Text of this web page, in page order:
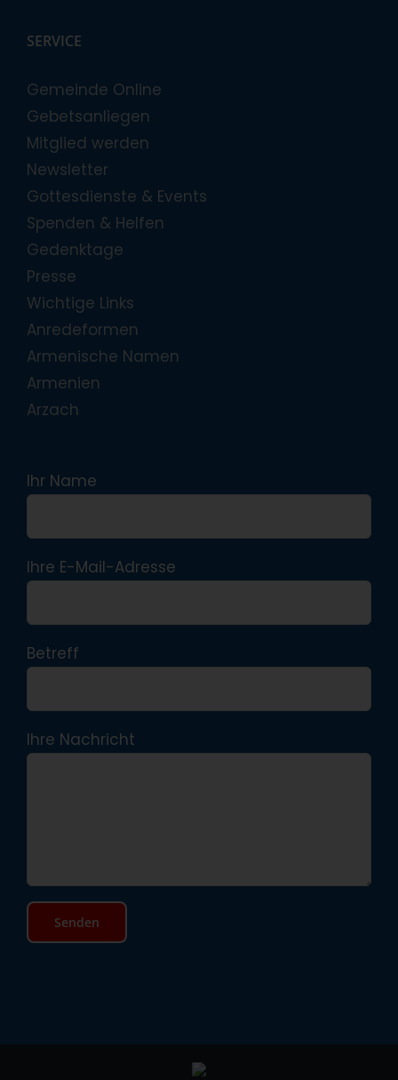
SERVICE
Gemeinde Online
Gebetsanliegen
Mitglied werden
Newsletter
Gottesdienste & Events
Spenden & Helfen
Gedenktage
Presse
Wichtige Links
Anredeformen
Armenische Namen
Armenien
Arzach
Ihr Name
Ihre E-Mail-Adresse
Betreff
Ihre Nachricht